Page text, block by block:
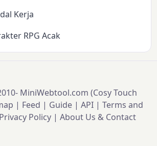
Kerja
RPG Acak
MiniWebtool.com (Cosy Touch
| Feed | Guide | API | Terms and
Privacy Policy| About Us & Contact